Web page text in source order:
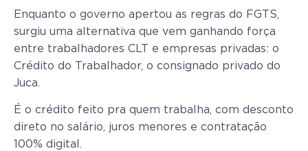
Enquanto o governo apertou as regras do FGTS,
surgiu uma alternativa que vem ganhando força
entre trabalhadores CLT e empresas privadas: o
Crédito do Trabalhador, o consignado privado do
Juca.
É o crédito feito pra quem trabalha, com desconto
direto no salário, juros menores e contratação
100% digital.